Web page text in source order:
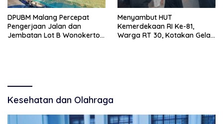
DPUBM Malang Percepat
Pengerjaan Jalan dan
Jembatan Lot B Wonokerto–
Menyambut HUT
Kemerdekaan RI Ke-81,
Warga RT 30, Kotakan Gelar
Kesehatan dan Olahraga